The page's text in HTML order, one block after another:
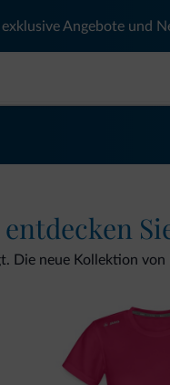
Angebote und
Die neue Kollektion